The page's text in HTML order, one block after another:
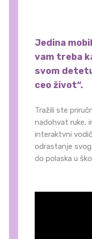
Jedina
vam treba
svom
ceo život“.
Tražili ste
nadohvat ruke,
interaktvni
odrastanje
do polaska u